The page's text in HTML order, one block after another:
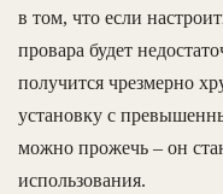
в том, что если
провара будет
получится чрезмерно
установку с
можно прожечь – он
использования.